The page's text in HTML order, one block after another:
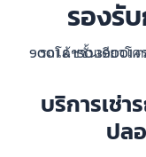
รองรั
บริการเช่
ปล